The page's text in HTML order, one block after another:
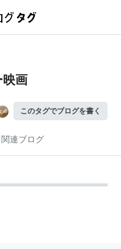
映画
このタグでブログを書く
関連ブログ